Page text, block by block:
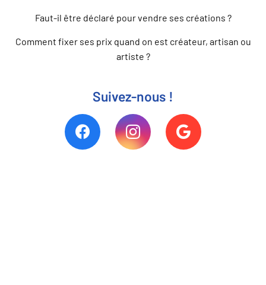
Faut-il être déclaré pour vendre ses créations ?
Comment fixer ses prix quand on est créateur, artisan ou
artiste ?
Suivez-nous !